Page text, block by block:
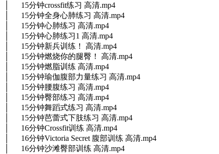
│ 15分钟crossfit练习 高清.mp4
│ 15分钟全身心肺练习 高清.mp4
│ 15分钟心肺练习 高清.mp4
│ 15分钟心肺练习1 高清.mp4
│ 15分钟新兵训练！ 高清.mp4
│ 15分钟燃烧你的腿臀！ 高清.mp4
│ 15分钟燃脂训练 高清.mp4
│ 15分钟瑜伽腹部力量练习 高清.mp4
│ 15分钟腰腹练习 高清.mp4
│ 15分钟臀部练习 高清.mp4
│ 15分钟舞蹈式练习 高清.mp4
│ 15分钟芭蕾式下肢练习 高清.mp4
│ 16分钟Crossfit训练 高清.mp4
│ 16分钟Victoria Secret 腹部训练 高清.mp4
│ 16分钟沙滩臀部训练 高清.mp4